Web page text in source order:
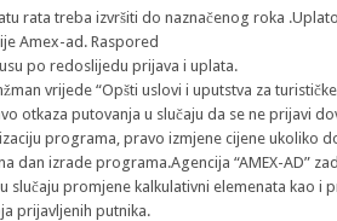
rata treba izvršiti do naznačenog roka
Amex-ad. Raspored
po redoslijedu prijava i uplata.
vrijede “Opšti uslovi i uputstva za
otkaza putovanja u slučaju da se ne prijavi
programa, pravo izmjene cijene ukoliko
dan izrade programa.Agencija “AMEX-AD”
slučaju promjene kalkulativni elemenata kao i
prijavljenih putnika.